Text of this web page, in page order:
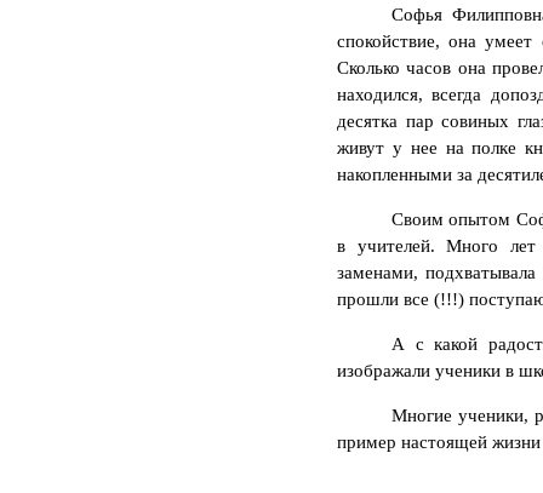
Софья
спокойствие, она умеет
Сколько часов она
находился, всегда
десятка пар совиных
живут у нее на полке
накопленными за
Своим опытом
в учителей. Много лет
заменами,
прошли все (!!!)
А с какой
изображали ученики в
Многие ученики,
пример настоящей